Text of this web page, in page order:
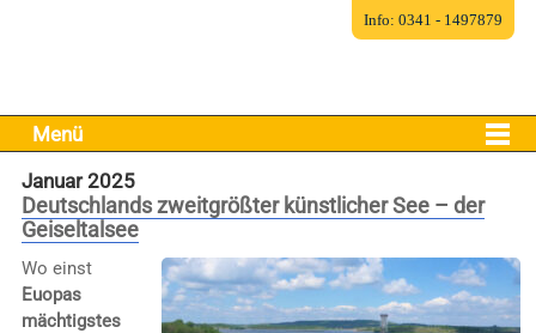
Menü
Januar 2025
Deutschlands zweitgrößter künstlicher See – der
Geiseltalsee
Wo einst
Euopas
mächtigstes
Info: 0341 - 1497879